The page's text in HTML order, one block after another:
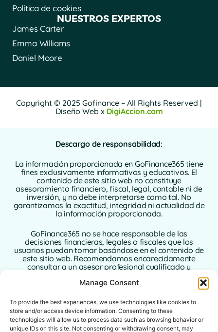
Manage Consent
To provide the best experiences, we use technologies like cookies to
store and/or access device information. Consenting to these
technologies will allow us to process data such as browsing behavior or
unique IDs on this site. Not consenting or withdrawing consent, may
Política de cookies
NUESTROS EXPERTOS
James Carter
Emma Williams
Daniel Moore
Copyright © 2025 Gofinance – All Rights Reserved |
Diseño Web x DigiAccion.com
Descargo de responsabilidad:
La información proporcionada en GoFinance365 tiene
fines exclusivamente informativos y educativos. El
contenido de este sitio web no constituye
asesoramiento financiero, fiscal, legal, contable ni de
inversión, y no debe interpretarse como tal. No
garantizamos la exactitud, integridad ni actualidad de
la información proporcionada.
GoFinance365 no se hace responsable de las
decisiones financieras, legales o fiscales que los
usuarios puedan tomar basándose en el contenido de
este sitio web. Recomendamos encarecidamente
consultar a un asesor profesional cualificado y
cualquier decisión relacionada con sus finanzas
El uso de este sitio web implica la aceptación plena de
este aviso legal. Ni GoFinance365 ni sus autores o
colaboradores asumen ninguna responsabilidad por